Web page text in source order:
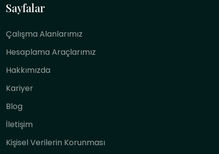
Sayfalar
Çalışma Alanlarımız
Hesaplama Araçlarımız
Hakkımızda
Kariyer
Blog
İletişim
Kişisel Verilerin Korunması